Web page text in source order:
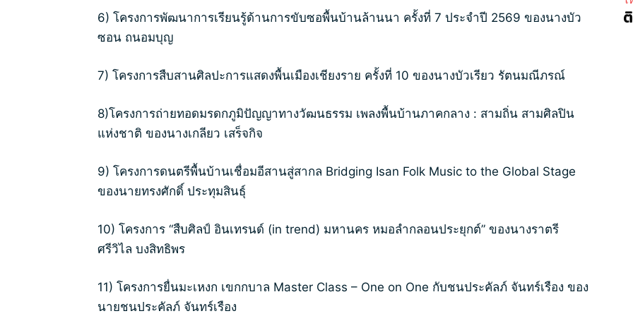
6) โครงการพัฒนาการเรียนรู้ด้านการขับซอพื้นบ้านล้านนา ครั้งที่ 7 ประจำปี 2569 ของนางบัว
ซอน ถนอมบุญ
7) โครงการสืบสานศิลปะการแสดงพื้นเมืองเชียงราย ครั้งที่ 10 ของนางบัวเรียว รัตนมณีภรณ์
8)โครงการถ่ายทอดมรดกภูมิปัญญาทางวัฒนธรรม เพลงพื้นบ้านภาคกลาง : สามถิ่น สามศิลปิน
แห่งชาติ ของนางเกลียว เสร็จกิจ
9) โครงการดนตรีพื้นบ้านเชื่อมอีสานสู่สากล Bridging Isan Folk Music to the Global Stage
ของนายทรงศักดิ์ ประทุมสินธุ์
10) โครงการ “สืบศิลป์ อินเทรนด์ (in trend) มหานคร หมอลำกลอนประยุกต์” ของนางราตรี
ศรีวิไล บงสิทธิพร
11) โครงการยื่นมะเหงก เขกกบาล Master Class – One on One กับชนประคัลภ์ จันทร์เรือง ของ
นายชนประคัลภ์ จันทร์เรือง